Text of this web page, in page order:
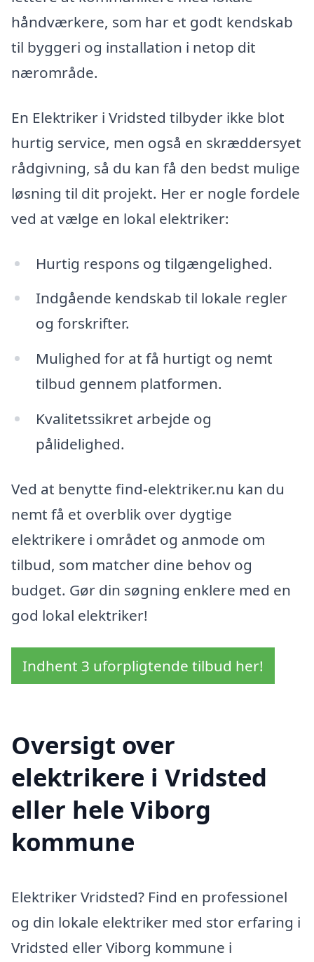
håndværkere, som har et godt kendskab
til byggeri og installation i netop dit
nærområde.
En Elektriker i Vridsted tilbyder ikke blot
hurtig service, men også en skræddersyet
rådgivning, så du kan få den bedst mulige
løsning til dit projekt. Her er nogle fordele
ved at vælge en lokal elektriker:
Hurtig respons og tilgængelighed.
Indgående kendskab til lokale regler
og forskrifter.
Mulighed for at få hurtigt og nemt
tilbud gennem platformen.
Kvalitetssikret arbejde og
pålidelighed.
Ved at benytte find-elektriker.nu kan du
nemt få et overblik over dygtige
elektrikere i området og anmode om
tilbud, som matcher dine behov og
budget. Gør din søgning enklere med en
god lokal elektriker!
Indhent 3 uforpligtende tilbud her!
Oversigt over
elektrikere i Vridsted
eller hele Viborg
kommune
Elektriker Vridsted? Find en professionel
og din lokale elektriker med stor erfaring i
Vridsted eller Viborg kommune i